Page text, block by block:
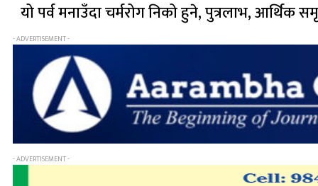
यो पर्व मनाउँदा चर्मरोग निको हुने, पुत्रलाभ, आर्थिक
- ADVERTISEMENT -
- ADVERTISEMENT -